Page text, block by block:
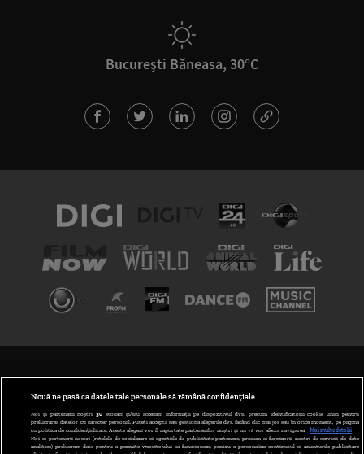
București Băneasa, 30°C
ABONARE DIGI TV
GESTIONAȚI PREFERINȚELE
Nouă ne pasă ca datele tale personale să rămână confidențiale
Noi și partenerii noștri 30stocăm și/sau accesăm informații pe dispozitivul dvs., precum identificatorii cookie unici pentru
prelucrarea datelor cu caracter personal. Puteți accepta sau gestiona alegerile dvs. făcând clic mai jos sau în orice moment, pe pagina
cu politica de confidențialitate. Aceste alegeri vor fi raportate partenerilor noștri și nu vă vor afecta navigarea.
Mai multe detalii
Noi si partenerii nostri (retelele de socializare si agentiile de publicitate partenere, precum si furnizorii nostri de servicii de date
analitice) prelucram date pentru a permite website-ului sa functioneze, pentru a personaliza continutul si anunturile publicitare